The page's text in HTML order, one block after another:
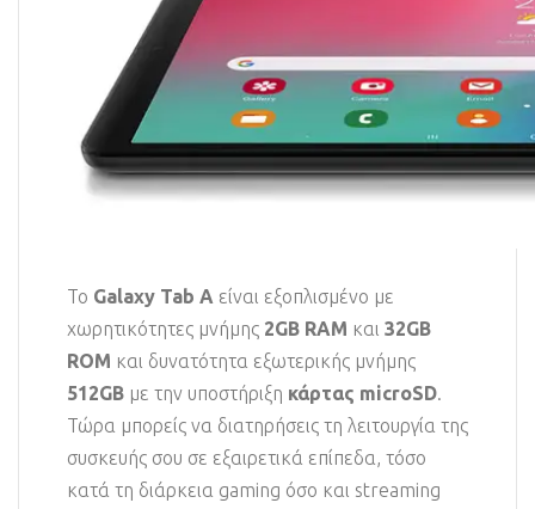
Το Galaxy Tab A είναι εξοπλισμένο με
χωρητικότητες μνήμης 2GB RAM και 32GB
ROM και δυνατότητα εξωτερικής μνήμης
512GB με την υποστήριξη κάρτας microSD.
Τώρα μπορείς να διατηρήσεις τη λειτουργία της
συσκευής σου σε εξαιρετικά επίπεδα, τόσο
κατά τη διάρκεια gaming όσο και streaming